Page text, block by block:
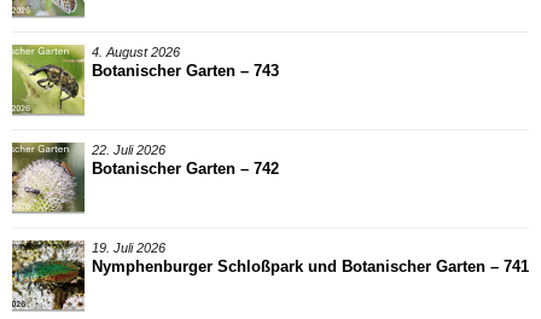
4. August 2026
Botanischer Garten – 743
22. Juli 2026
Botanischer Garten – 742
19. Juli 2026
Nymphenburger Schloßpark und Botanischer Garten – 741